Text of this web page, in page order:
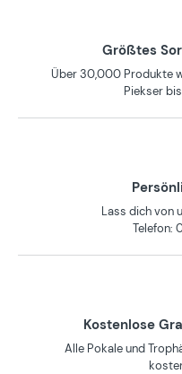
Größtes
Über 30,000 Produkte
Piekser
Lass dich von
Kostenlose
Alle Pokale und